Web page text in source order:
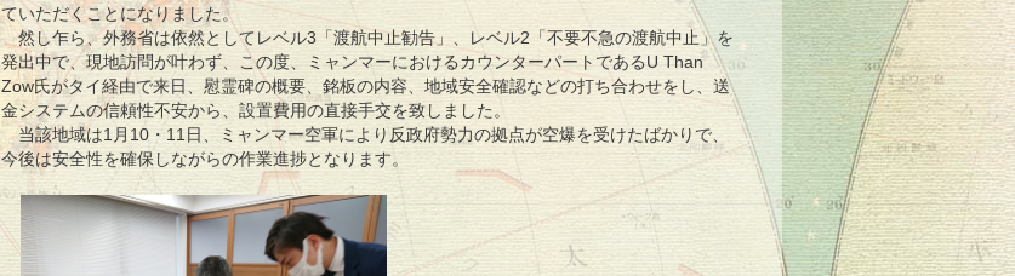
ていただくことになりました。
然し乍ら、外務省は依然としてレベル3「渡航中止勧告」、レベル2「不要不急の渡航中止」を
発出中で、現地訪問が叶わず、この度、ミャンマーにおけるカウンターパートであるU Than
Zow氏がタイ経由で来日、慰霊碑の概要、銘板の内容、地域安全確認などの打ち合わせをし、送
金システムの信頼性不安から、設置費用の直接手交を致しました。
当該地域は1月10・11日、ミャンマー空軍により反政府勢力の拠点が空爆を受けたばかりで、
今後は安全性を確保しながらの作業進捗となります。